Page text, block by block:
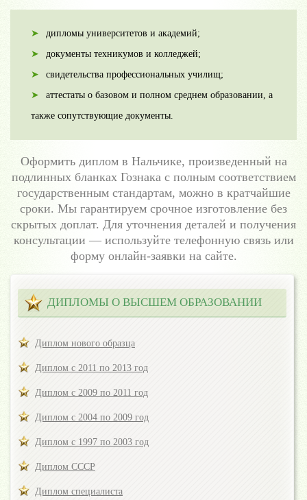
дипломы университетов и академий;
документы техникумов и колледжей;
свидетельства профессиональных училищ;
аттестаты о базовом и полном среднем образовании, а
также сопутствующие документы.
Оформить диплом в Нальчике, произведенный на
подлинных бланках Гознака с полным соответствием
государственным стандартам, можно в кратчайшие
сроки. Мы гарантируем срочное изготовление без
скрытых доплат. Для уточнения деталей и получения
консультации — используйте телефонную связь или
форму онлайн-заявки на сайте.
ДИПЛОМЫ О ВЫСШЕМ ОБРАЗОВАНИИ
Диплом нового образца
Диплом с 2011 по 2013 год
Диплом с 2009 по 2011 год
Диплом с 2004 по 2009 год
Диплом с 1997 по 2003 год
Диплом СССР
Диплом специалиста